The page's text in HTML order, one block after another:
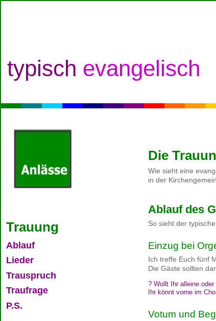
typisch evangelisch
Trauung
Ablauf
Lieder
Trauspruch
Traufrage
P.S.
Die
Wie sieht eine
in der
Ablauf des
So sieht der
Einzug bei
Ich treffe Euch fünf
Die Gäste sollten
? Wollt Ihr alleine
Ihr könnt vorne im
Votum und